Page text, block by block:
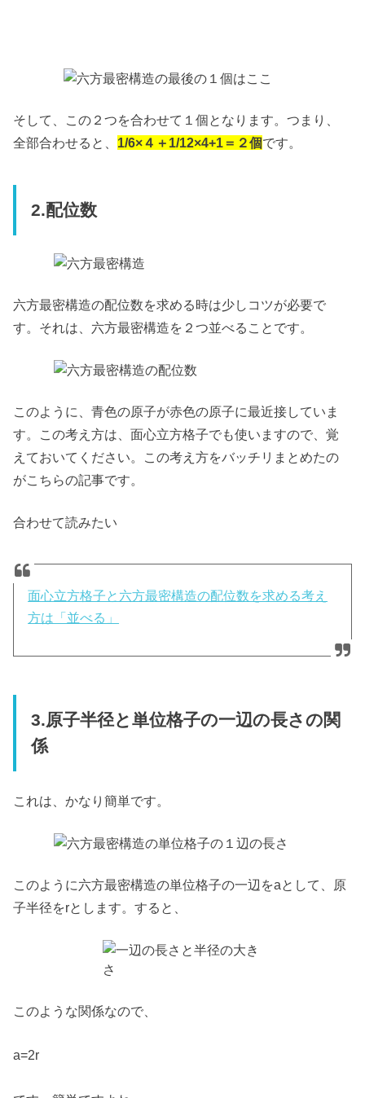
そして、この２つを合わせて１個となります。つまり、
全部合わせると、 1/6×４＋1/12×4+1＝２個です。
2.配位数
六方最密構造の配位数を求める時は少しコツが必要で
す。それは、六方最密構造を２つ並べることです。
このように、青色の原子が赤色の原子に最近接していま
す。この考え方は、面心立方格子でも使いますので、覚
えておいてください。この考え方をバッチリまとめたの
がこちらの記事です。
合わせて読みたい
面心立方格子と六方最密構造の配位数を求める考え
方は「並べる」
3.原子半径と単位格子の一辺の長さの関
係
これは、かなり簡単です。
このように六方最密構造の単位格子の一辺をaとして、原
子半径をrとします。すると、
このような関係なので、
a=2r